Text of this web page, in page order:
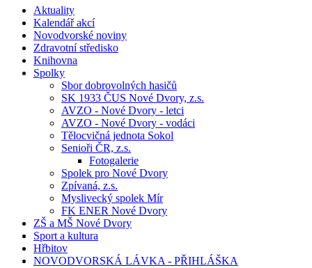
Aktuality
Kalendář akcí
Novodvorské noviny
Zdravotní středisko
Knihovna
Spolky
Sbor dobrovolných hasičů
SK 1933 ČUS Nové Dvory, z.s.
AVZO - Nové Dvory - letci
AVZO - Nové Dvory - vodáci
Tělocvičná jednota Sokol
Senioři ČR, z.s.
Fotogalerie
Spolek pro Nové Dvory
Zpívaná, z.s.
Myslivecký spolek Mír
FK ENER Nové Dvory
ZŠ a MŠ Nové Dvory
Sport a kultura
Hřbitov
NOVODVORSKÁ LÁVKA - PŘIHLÁŠKA